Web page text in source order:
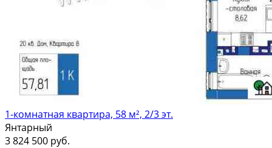
1-комнатная квартира, 58 м², 2/3 эт.
Янтарный
3 824 500 руб.